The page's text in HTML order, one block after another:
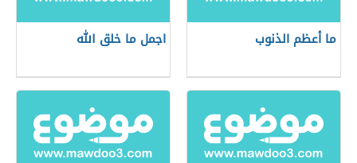
ما أعظم الذنوب اجمل ما خلق الله